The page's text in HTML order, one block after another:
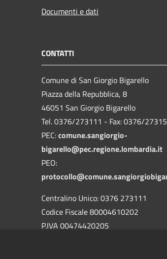
Documenti e dati
CONTATTI
Comune di San Giorgio Bigarello
Piazza della Repubblica, 8
46051 San Giorgio Bigarello
Tel. 0376/273111 - Fax: 0376/
PEC:comune.sangiorgio-
bigarello@pec.regione.lombardia.it
PEO:
Centralino Unico: 0376 273111
Codice Fiscale 80004610202
P.IVA 00474420205